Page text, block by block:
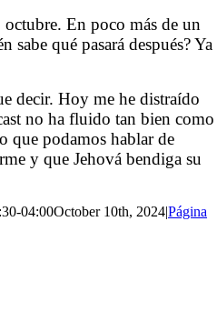
En poco más de un
sabe qué pasará después? Ya
decir. Hoy me he distraído
no ha fluido tan bien como
que podamos hablar de
y que Jehová bendiga su
04:00October 10th, 2024|Página